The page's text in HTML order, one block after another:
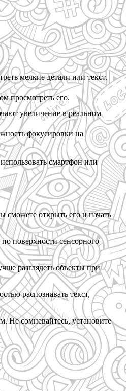
мелкие детали или текст.
просмотреть его.
увеличение в реальном
фокусировки на
смартфон или
сможете открыть его и начать
поверхности сенсорного
разглядеть объекты при
распознавать текст,
Не сомневайтесь, установите